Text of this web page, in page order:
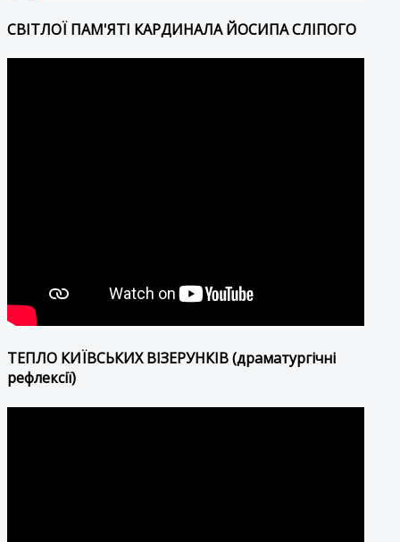
СВІТЛОЇ ПАМ'ЯТІ КАРДИНАЛА ЙОСИПА СЛІПОГО
ТЕПЛО КИЇВСЬКИХ ВІЗЕРУНКІВ (драматургічні
рефлексії)